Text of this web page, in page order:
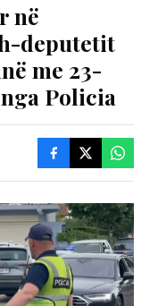
në
deputetit
me 23-
Policia